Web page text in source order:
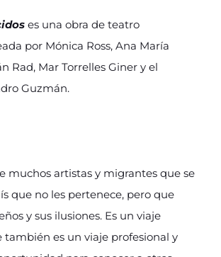
es una obra de teatro
por Mónica Ross, Ana María
Rad, Mar Torrelles Giner y el
Guzmán.
muchos artistas y migrantes que se
que no les pertenece, pero que
y sus ilusiones. Es un viaje
también es un viaje profesional y